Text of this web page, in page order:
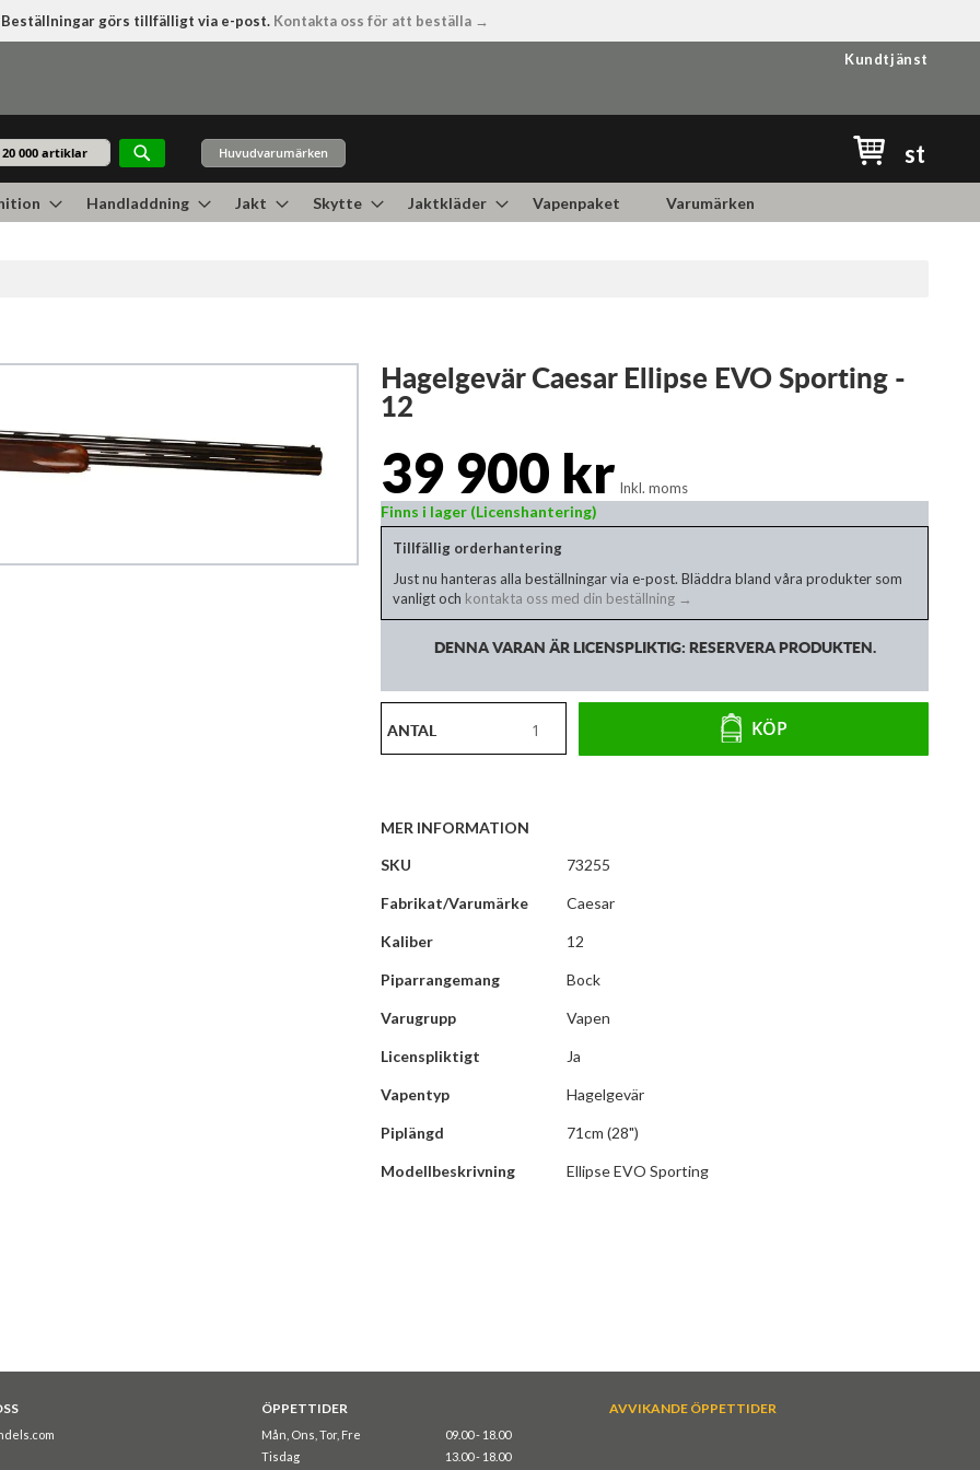
Beställningar görs tillfälligt via e-post. Kontakta oss för att beställa →
Kundtjänst
Sök
Huvudvarumärken st
Handladdning Jakt Skytte Jaktkläder Vapenpaket Varumärken
Hagelgevär Caesar Ellipse EVO Sporting -
12
39 900 kr Inkl. moms
Finns i lager (Licenshantering)
Tillfällig orderhantering
Just nu hanteras alla beställningar via e-post. Bläddra bland våra produkter som
vanligt och kontakta oss med din beställning →
DENNA VARAN ÄR LICENSPLIKTIG: RESERVERA PRODUKTEN.
ANTAL KÖP
MER INFORMATION
Mer
SKU 73255
Fabrikat/Varumärke Caesar
Kaliber 12
Piparrangemang Bock
Varugrupp Vapen
Licenspliktigt Ja
Vapentyp Hagelgevär
Piplängd 71cm (28")
Modellbeskrivning Ellipse EVO Sporting
ÖPPETTIDER
Mån, Ons, Tor, Fre
09.00 - 18.00
Tisdag
13.00 - 18.00
AVVIKANDE ÖPPETTIDER